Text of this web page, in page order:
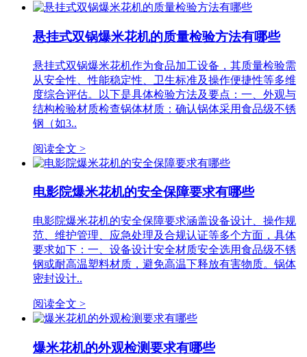
悬挂式双锅爆米花机的质量检验方法有哪些
悬挂式双锅爆米花机作为食品加工设备，其质量检验需
从安全性、性能稳定性、卫生标准及操作便捷性等多维
度综合评估。以下是具体检验方法及要点：一、外观与
结构检验材质检查锅体材质：确认锅体采用食品级不锈
钢（如3..
阅读全文 >
电影院爆米花机的安全保障要求有哪些
电影院爆米花机的安全保障要求涵盖设备设计、操作规
范、维护管理、应急处理及合规认证等多个方面，具体
要求如下：一、设备设计安全材质安全选用食品级不锈
钢或耐高温塑料材质，避免高温下释放有害物质。锅体
密封设计..
阅读全文 >
爆米花机的外观检测要求有哪些